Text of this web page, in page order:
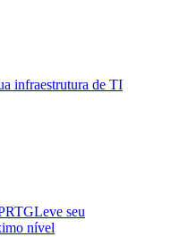
infraestrutura de TI
Leve seu
nível